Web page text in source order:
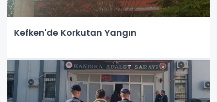
Kefken'de Korkutan Yangın